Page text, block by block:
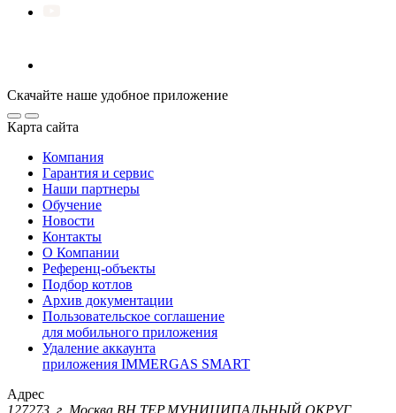
Скачайте наше удобное приложение
Карта сайта
Компания
Гарантия и сервис
Наши партнеры
Обучение
Новости
Контакты
О Компании
Референц-объекты
Подбор котлов
Архив документации
Пользовательское соглашение
для мобильного приложения
Удаление аккаунта
приложения IMMERGAS SMART
Адрес
127273, г. Москва ВН.ТЕР.МУНИЦИПАЛЬНЫЙ ОКРУГ